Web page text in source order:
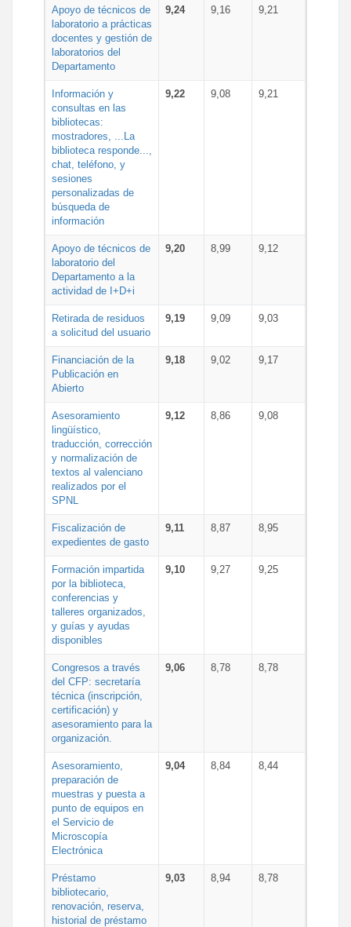
Apoyo de técnicos de
laboratorio a prácticas
docentes y gestión de
laboratorios del
Departamento
9,24 9,16 9,21
Información y
consultas en las
bibliotecas:
mostradores, ...La
biblioteca responde...,
chat, teléfono, y
sesiones
personalizadas de
búsqueda de
información
9,22 9,08 9,21
Apoyo de técnicos de
laboratorio del
Departamento a la
actividad de I+D+i
9,20 8,99 9,12
Retirada de residuos
a solicitud del usuario
9,19 9,09 9,03
Financiación de la
Publicación en
Abierto
9,18 9,02 9,17
Asesoramiento
lingüístico,
traducción, corrección
y normalización de
textos al valenciano
realizados por el
SPNL
9,12 8,86 9,08
Fiscalización de
expedientes de gasto
9,11 8,87 8,95
Formación impartida
por la biblioteca,
conferencias y
talleres organizados,
y guías y ayudas
disponibles
9,10 9,27 9,25
Congresos a través
del CFP: secretaría
técnica (inscripción,
certificación) y
asesoramiento para la
organización.
9,06 8,78 8,78
Asesoramiento,
preparación de
muestras y puesta a
punto de equipos en
el Servicio de
Microscopía
Electrónica
9,04 8,84 8,44
Préstamo
bibliotecario,
renovación, reserva,
historial de préstamo
9,03 8,94 8,78